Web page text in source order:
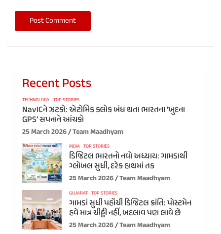
Recent Posts
TECHNOLOGY TOP STORIES
NavICને ઝટકો: એટોમિક ક્લોક બંધ થતા ભારતના ‘ખુદના
GPS’ સપનાને આંચકો
25 March 2026 Team Maadhyam
INDIA TOP STORIES
ડિજિટલ ભારતનો નવો અધ્યાય: ગામડાથી
ગ્લોબલ સુધી, દરેક હાથમાં તક
25 March 2026 Team Maadhyam
GUJARAT TOP STORIES
ગામડાં સુધી પહોંચી ડિજિટલ ક્રાંતિ: પોસ્ટમેન
હવે માત્ર ચીઠ્ઠી નહીં, બદલાવ પણ લાવે છે
25 March 2026 Team Maadhyam